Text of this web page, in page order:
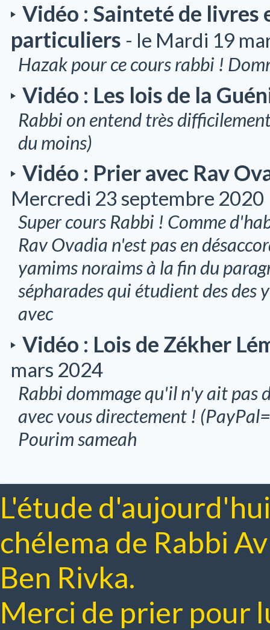
Vidéo : Sainteté de livres
particuliers - le Mardi 19
Hazak pour ce cours rabbi !
Vidéo : Les lois de la
Rabbi on entend très
du moins)
Vidéo : Prier avec Rav
Mercredi 23 septembre 2020
Super cours Rabbi ! Comme
Rav Ovadia n'est pas en
yamims noraims à la fin du
sépharades qui étudient des
avec
Vidéo : Lois de Zékher
mars 2024
Rabbi dommage qu'il n'y ait pas
avec vous directement !
Pourim sameah
L'étude
chélema de Rabbi
Ben Rivka.
Merci de prier pour